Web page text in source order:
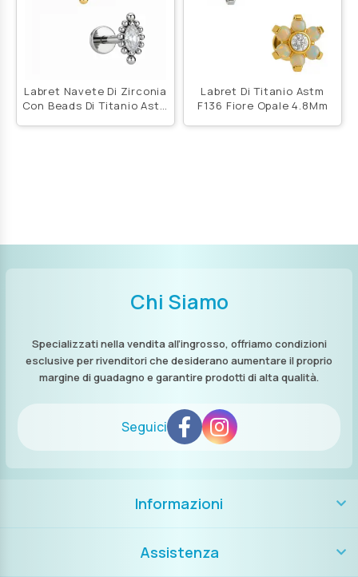
Labret Navete Di Zirconia
Con Beads Di Titanio Astm
Labret Di Titanio Astm
F136 Fiore Opale 4.8Mm
Chi Siamo
Specializzati nella vendita all’ingrosso, offriamo condizioni
esclusive per rivenditori che desiderano aumentare il proprio
margine di guadagno e garantire prodotti di alta qualità.
Seguici
Informazioni
Assistenza